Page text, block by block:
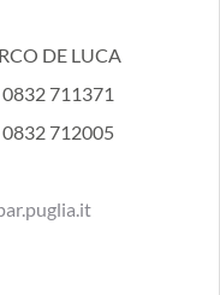
DE LUCA
711371
712005